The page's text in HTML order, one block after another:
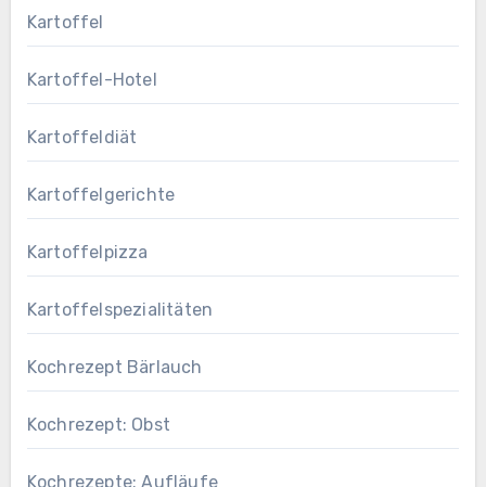
Kartoffel
Kartoffel-Hotel
Kartoffeldiät
Kartoffelgerichte
Kartoffelpizza
Kartoffelspezialitäten
Kochrezept Bärlauch
Kochrezept: Obst
Kochrezepte: Aufläufe